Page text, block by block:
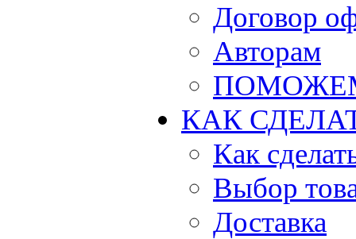
Договор
Авторам
КАК
Как
Выбор
Доставка